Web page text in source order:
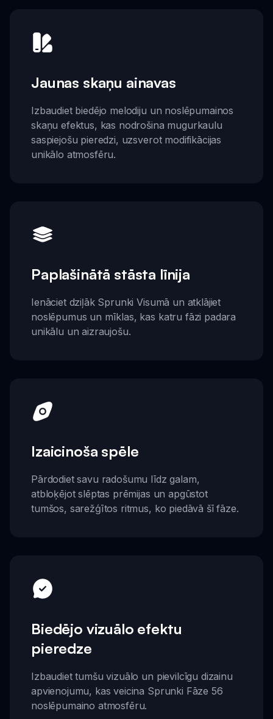
Jaunas skaņu ainavas
Izbaudiet biedējo melodiju un noslēpumainos
skaņu efektus, kas nodrošina mugurkaulu
saspiejošu pieredzi, uzsverot modifikācijas
unikālo atmosfēru.
Paplašinātā stāsta līnija
Ienāciet dziļāk Sprunki Visumā un atklājiet
noslēpumus un mīklas, kas katru fāzi padara
unikālu un aizraujošu.
Izaicinoša spēle
Pārdodiet savu radošumu līdz galam,
atbloķējot slēptas prēmijas un apgūstot
tumšos, sarežģītos ritmus, ko piedāvā šī fāze.
Biedējo vizuālo efektu
pieredze
Izbaudiet tumšu vizuālo un pievilcīgu dizainu
apvienojumu, kas veicina Sprunki Fāze 56
noslēpumaino atmosfēru.